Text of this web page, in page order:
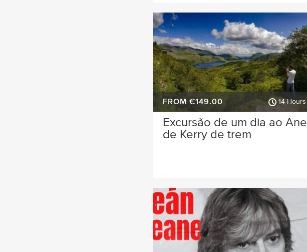
FROM €149.00 14 Hours
Excursão de um dia ao Anel
de Kerry de trem